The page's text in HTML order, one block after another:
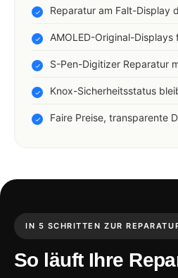
Reparatur am Falt-Display
AMOLED-Original-
S-Pen-Digitizer Reparatur
Knox-Sicherheitsstatus
Faire Preise, transparente
IN 5 SCHRITTEN ZUR
So läuft Ihre